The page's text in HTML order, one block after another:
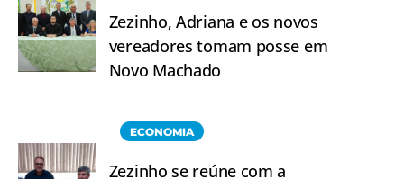
Zezinho, Adriana e os novos
vereadores tomam posse em
Novo Machado
ECONOMIA
Zezinho se reúne com a